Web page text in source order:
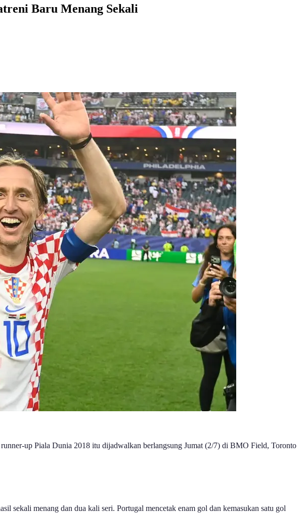
Baru Menang Sekali
up Piala Dunia 2018 itu dijadwalkan berlangsung Jumat (2/7) di BMO Field, Toronto
sekali menang dan dua kali seri. Portugal mencetak enam gol dan kemasukan satu gol